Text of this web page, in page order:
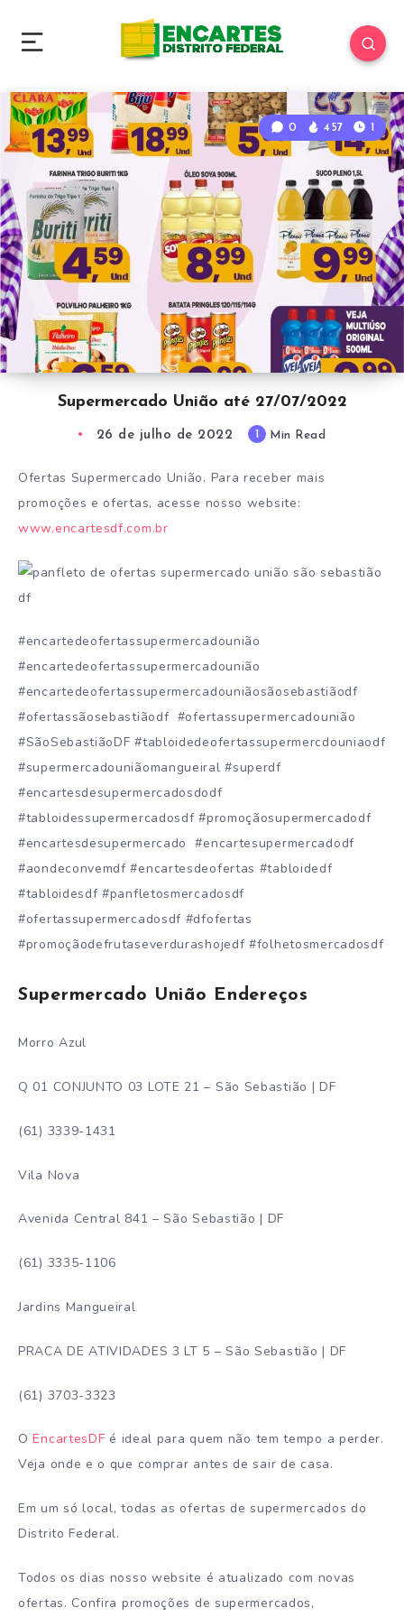
0 457 1
Supermercado União até 27/07/2022
26 de julho de 2022 Min Read
Ofertas Supermercado União. Para receber mais
promoções e ofertas, acesse nosso website:
www.encartesdf.com.br
#encartedeofertassupermercadounião
#encartedeofertassupermercadounião
#encartedeofertassupermercadouniãosãosebastiãodf
#ofertassãosebastiãodf #ofertassupermercadounião
#SãoSebastiãoDF #tabloidedeofertassupermercdouniaodf
#supermercadouniãomangueiral #superdf
#encartesdesupermercadosdodf
#tabloidessupermercadosdf #promoçãosupermercadodf
#encartesdesupermercado #encartesupermercadodf
#aondeconvemdf #encartesdeofertas #tabloidedf
#tabloidesdf #panfletosmercadosdf
#ofertassupermercadosdf #dfofertas
#promoçãodefrutaseverdurashojedf #folhetosmercadosdf
Supermercado União Endereços
Morro Azul
Q 01 CONJUNTO 03 LOTE 21 – São Sebastião | DF
(61) 3339-1431
Vila Nova
Avenida Central 841 – São Sebastião | DF
(61) 3335-1106
Jardins Mangueiral
PRACA DE ATIVIDADES 3 LT 5 – São Sebastião | DF
(61) 3703-3323
OEncartesDF é ideal para quem não tem tempo a perder.
Veja onde e o que comprar antes de sair de casa.
Em um só local, todas as ofertas de supermercados do
Distrito Federal.
Todos os dias nosso website é atualizado com novas
ofertas. Confira promoções de supermercados,